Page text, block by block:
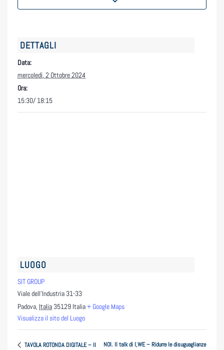
DETTAGLI
Data:
mercoledì, 2 Ottobre 2024
Ora:
15:30/ 18:15
LUOGO
SIT GROUP
Viale dell’Industria 31-33
Padova, Italia 35129 Italia+ Google Maps
Visualizza il sito del Luogo
TAVOLA ROTONDA DIGITALE – Il
NOI. Il talk di I,WE – Ridurre le disuguaglianze